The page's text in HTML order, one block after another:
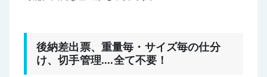
後納差出票、重量毎・サイズ毎の仕分
け、切手管理....全て不要！